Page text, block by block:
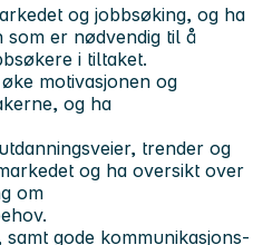
og jobbsøking, og ha
som er nødvendig til å
i tiltaket.
motivasjonen og
og ha
trender og
og ha oversikt over
om
samt gode kommunikasjons-